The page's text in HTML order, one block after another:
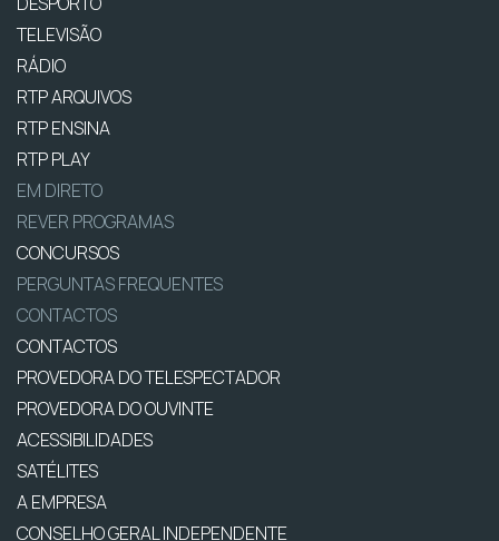
TELEVISÃO
RÁDIO
RTP ARQUIVOS
RTP ENSINA
RTP PLAY
EM DIRETO
REVER PROGRAMAS
CONCURSOS
PERGUNTAS FREQUENTES
CONTACTOS
CONTACTOS
PROVEDORA DO TELESPECTADOR
PROVEDORA DO OUVINTE
ACESSIBILIDADES
SATÉLITES
A EMPRESA
CONSELHO GERAL INDEPENDENTE